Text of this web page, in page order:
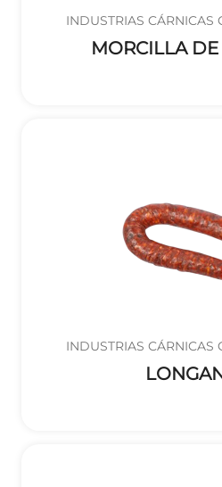
INDUSTRIAS CÁRNICAS
MORCILLA
INDUSTRIAS CÁRNICAS